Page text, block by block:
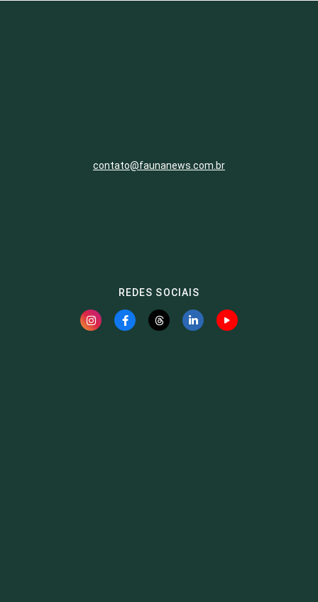
contato@faunanews.com.br
REDES SOCIAIS